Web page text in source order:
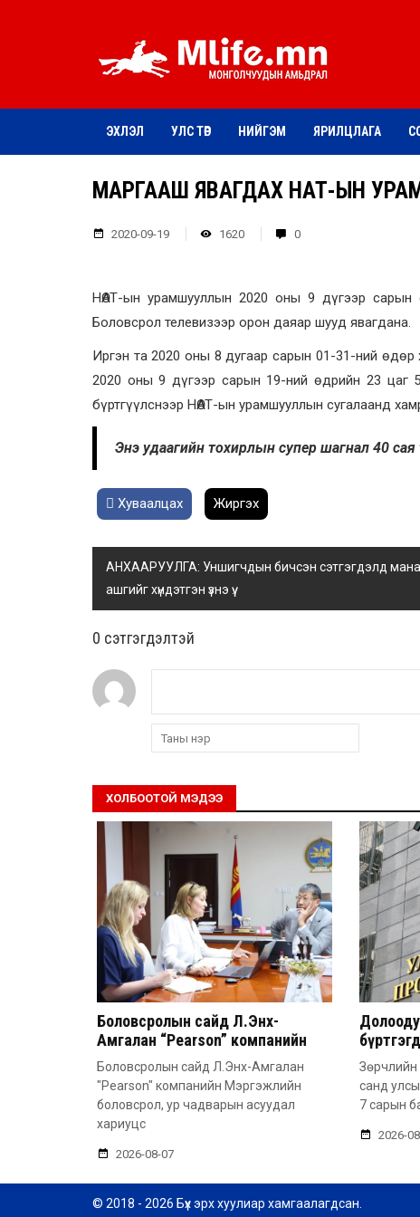
ЭХЛЭЛ УЛС ТӨР НИЙГЭМ ЯРИЛЦЛАГА
МАРГААШ ЯВАГДАХ НӨАТ-ЫН
2020-09-19 1620 0
НӨАТ-ын урамшууллын 2020 оны 9 дүгээр сарын
Боловсрол телевизээр орон даяар шууд явагдана.
Иргэн та 2020 оны 8 дугаар сарын 01-31-ний өдөр
2020 оны 9 дүгээр сарын 19-ний өдрийн 23 цаг
бүртгүүлснээр НӨАТ-ын урамшууллын сугалаанд
Энэ удаагийн тохирлын супер шагнал 40 сая
Хуваалцах Жиргэх
АНХААРУУЛГА: Уншигчдын бичсэн сэтгэгдэлд манай
ашгийг хүндэтгэн үзнэ үү.
0 cэтгэгдэлтэй
ХОЛБООТОЙ МЭДЭЭ
Боловсролын сайд Л.Энх-
Амгалан “Pearson” компанийн
удирдлагатай уулзлаа
Боловсролын сайд Л.Энх-Амгалан
"Pearson" компанийн Мэргэжлийн
боловсрол, ур чадварын асуудал
хариуцс
2026-08-07
Зөрчлийн
санд
7 сарын
2026-
© 2018 - 2026 Бүх эрх хуулиар хамгаалагдсан.